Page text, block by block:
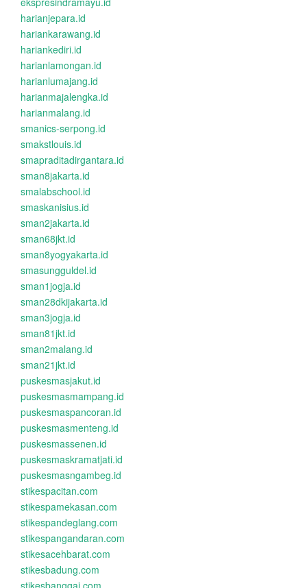
harianjepara.id
hariankarawang.id
hariankediri.id
harianlamongan.id
harianlumajang.id
harianmajalengka.id
harianmalang.id
smanics-serpong.id
smakstlouis.id
smapraditadirgantara.id
sman8jakarta.id
smalabschool.id
smaskanisius.id
sman2jakarta.id
sman68jkt.id
sman8yogyakarta.id
smasungguldel.id
sman1jogja.id
sman28dkijakarta.id
sman3jogja.id
sman81jkt.id
sman2malang.id
sman21jkt.id
puskesmasjakut.id
puskesmasmampang.id
puskesmaspancoran.id
puskesmasmenteng.id
puskesmassenen.id
puskesmaskramatjati.id
puskesmasngambeg.id
stikespacitan.com
stikespamekasan.com
stikespandeglang.com
stikespangandaran.com
stikesacehbarat.com
stikesbadung.com
stikesbanggai.com